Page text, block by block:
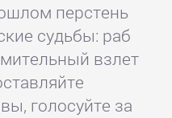
перстень
судьбы: раб
взлет
голосуйте за